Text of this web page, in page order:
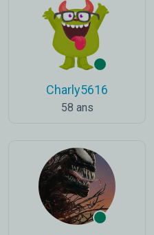
Charly5616
58 ans